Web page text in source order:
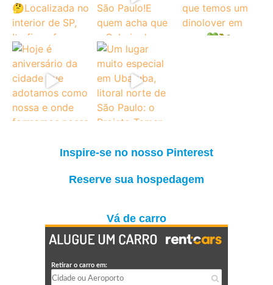
Inspire-se no nosso Pinterest
Reserve sua hospedagem
Vá de carro